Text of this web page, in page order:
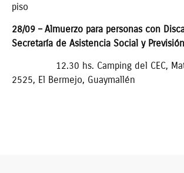
piso
28/09 – Almuerzo para personas con
Secretaría de Asistencia Social y Previsión
12.30 hs. Camping del CEC,
2525, El Bermejo, Guaymallén